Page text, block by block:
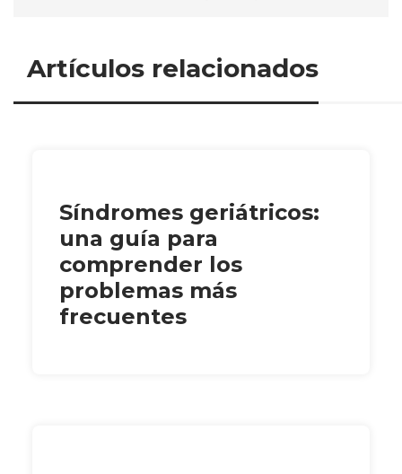
Artículos relacionados
Síndromes geriátricos:
una guía para
comprender los
problemas más
frecuentes